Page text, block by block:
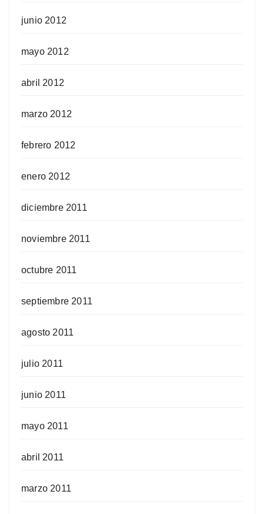
junio 2012
mayo 2012
abril 2012
marzo 2012
febrero 2012
enero 2012
diciembre 2011
noviembre 2011
octubre 2011
septiembre 2011
agosto 2011
julio 2011
junio 2011
mayo 2011
abril 2011
marzo 2011